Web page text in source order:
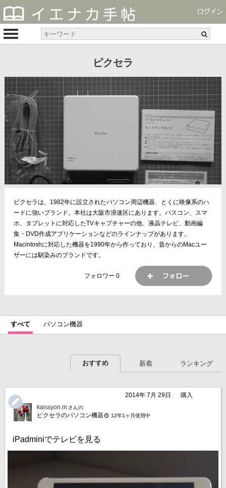
ピクセラ
ピクセラは、1982年に設立されたパソコン周辺機器、とくに映像系のハ
ードに強いブランド。本社は大阪市浪速区にあります。パスコン、スマ
ホ、タブレットに対応したTVキャプチャーの他、液晶テレビ、動画編
集・DVD作成アプリケーションなどのラインナップがあります。
Macintoshに対応した機器を1990年から作っており、昔からのMacユー
ザーには馴染みのブランドです。
フォロワー0
すべて パソコン機器
おすすめ 新着 ランキング
2014年 7月 29日
購入
kanayon.m さんの
ピクセラのパソコン機器 12年1ヶ月使用中
iPadminiでテレビを見る